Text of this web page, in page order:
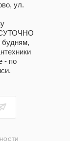
ул.
будням,
- по